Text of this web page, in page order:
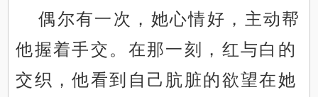
偶尔有一次，她心情好，主动帮
他握着手交。在那一刻，红与白的
交织，他看到自己肮脏的欲望在她